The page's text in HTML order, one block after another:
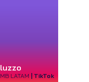
LATAM | TikTok